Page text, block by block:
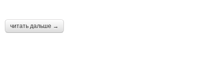
читать дальше →